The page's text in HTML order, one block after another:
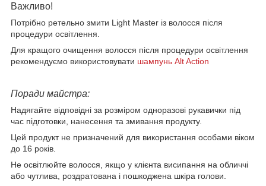
Важливо!
Потрібно ретельно змити Light Master із волосся після
процедури освітлення.
Для кращого очищення волосся після процедури освітлення
рекомендуємо використовувати шампунь Alt Action
Поради майстра:
Надягайте відповідні за розміром одноразові рукавички під
час підготовки, нанесення та змивання продукту.
Цей продукт не призначений для використання особами віком
до 16 років.
Не освітлюйте волосся, якщо у клієнта висипання на обличчі
або чутлива, роздратована і пошкоджена шкіра голови.